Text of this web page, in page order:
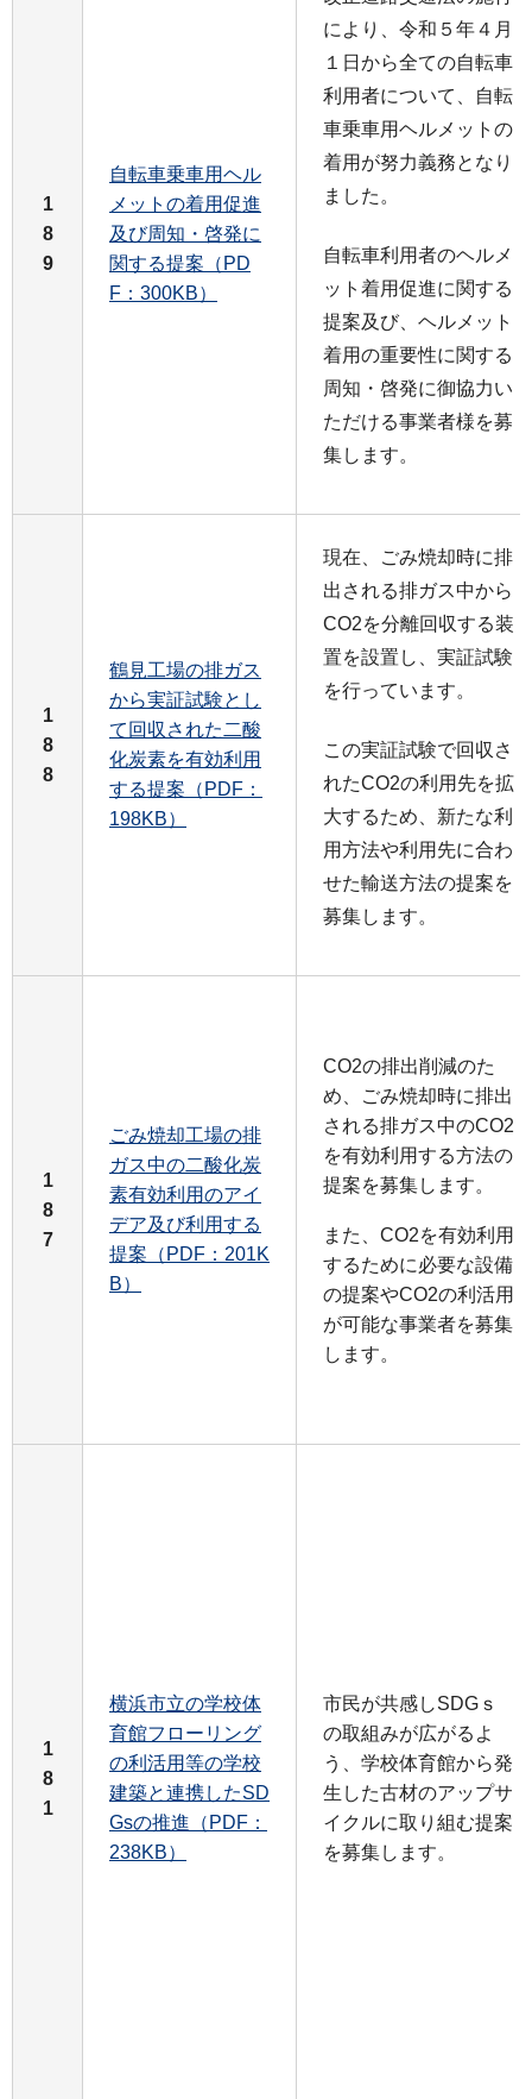
1
8
9
自転車乗車用ヘル
メットの着用促進
及び周知・啓発に
関する提案（PD
F：300KB）
により、令和５年４月
１日から全ての自転車
利用者について、自転
車乗車用ヘルメットの
着用が努力義務となり
ました。
自転車利用者のヘルメ
ット着用促進に関する
提案及び、ヘルメット
着用の重要性に関する
周知・啓発に御協力い
ただける事業者様を募
集します。
1
8
8
鶴見工場の排ガス
から実証試験とし
て回収された二酸
化炭素を有効利用
する提案（PDF：
198KB）
現在、ごみ焼却時に排
出される排ガス中から
CO2を分離回収する装
置を設置し、実証試験
を行っています。
この実証試験で回収さ
れたCO2の利用先を拡
大するため、新たな利
用方法や利用先に合わ
せた輸送方法の提案を
募集します。
1
8
7
ごみ焼却工場の排
ガス中の二酸化炭
素有効利用のアイ
デア及び利用する
提案（PDF：201K
B）
CO2の排出削減のた
め、ごみ焼却時に排出
される排ガス中のCO2
を有効利用する方法の
提案を募集します。
また、CO2を有効利用
するために必要な設備
の提案やCO2の利活用
が可能な事業者を募集
します。
1
8
1
横浜市立の学校体
育館フローリング
の利活用等の学校
建築と連携したSD
Gsの推進（PDF：
238KB）
市民が共感しSDGｓ
の取組みが広がるよ
う、学校体育館から発
生した古材のアップサ
イクルに取り組む提案
を募集します。